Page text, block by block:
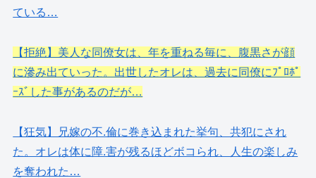
ている…
【拒絶】美人な同僚女は、年を重ねる毎に、腹黒さが顔
に滲み出ていった。出世したオレは、過去に同僚にﾌﾟﾛﾎﾟ
ｰｽﾞした事があるのだが…
【狂気】兄嫁の不.倫に巻き込まれた挙句、共犯にされ
た。オレは体に障.害が残るほどボコられ、人生の楽しみ
を奪われた…